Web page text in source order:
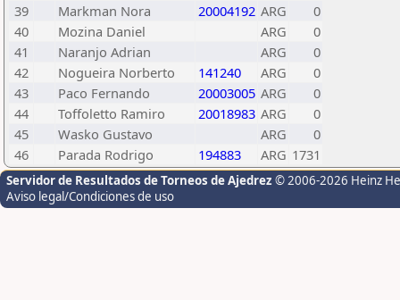
39
Markman Nora 20004192 ARG
0
40
Mozina Daniel ARG
0
41
Naranjo Adrian ARG
0
42
Nogueira Norberto 141240 ARG
0
43
Paco Fernando 20003005 ARG
0
44
Toffoletto Ramiro 20018983 ARG
0
45
Wasko Gustavo ARG
0
46
Parada Rodrigo 194883 ARG 1731
Servidor de Resultados de Torneos de Ajedrez © 2006-2026 Heinz
Aviso legal/Condiciones de uso